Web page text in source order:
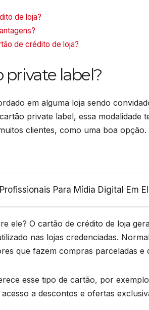
de loja?
de crédito de loja?
private label?
em alguma loja sendo
private label, essa modalidade
clientes, como uma boa opção.
Para Mídia Digital Em
ele? O cartão de crédito de loja
nas lojas credenciadas.
que fazem compras parceladas e
esse tipo de cartão, por
a descontos e ofertas